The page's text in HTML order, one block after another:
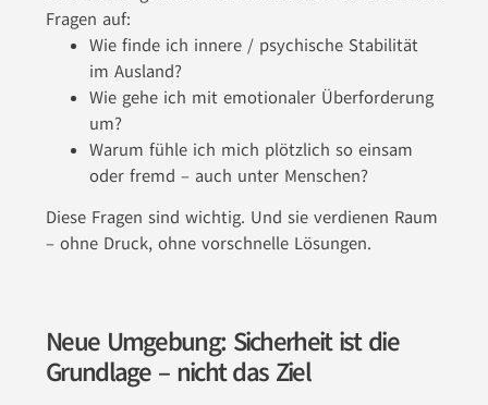
Fragen auf:
Wie finde ich innere / psychische Stabilität
im Ausland?
Wie gehe ich mit emotionaler Überforderung
um?
Warum fühle ich mich plötzlich so einsam
oder fremd – auch unter Menschen?
Diese Fragen sind wichtig. Und sie verdienen Raum
– ohne Druck, ohne vorschnelle Lösungen.
Neue Umgebung: Sicherheit ist die
Grundlage – nicht das Ziel